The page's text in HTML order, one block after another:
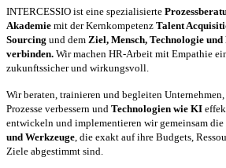
INTERCESSIO ist eine spezialisierte
Akademie mit der Kernkompetenz Talent
Sourcing und dem Ziel, Mensch, Technologie und
verbinden. Wir machen HR-Arbeit mit Empathie
zukunftssicher und wirkungsvoll.
Wir beraten, trainieren und begleiten
Prozesse verbessern und Technologien wie KI
entwickeln und implementieren wir gemeinsam die
und Werkzeuge, die exakt auf ihre Budgets,
Ziele abgestimmt sind.